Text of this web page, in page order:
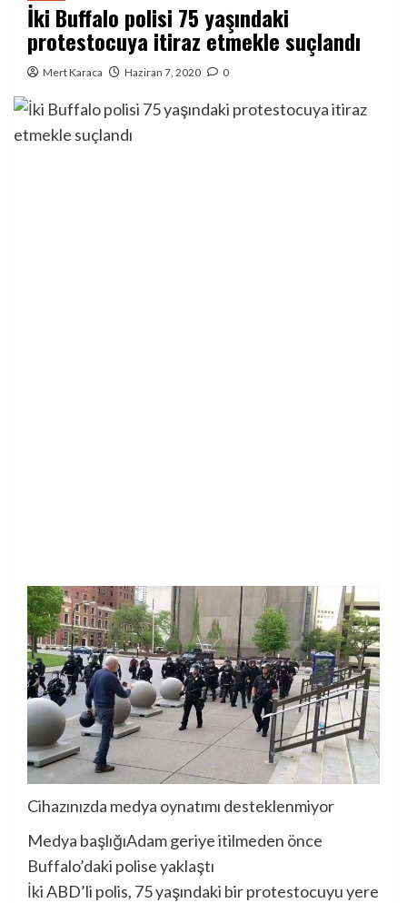
İki Buffalo polisi 75 yaşındaki
protestocuya itiraz etmekle suçlandı
Mert Karaca Haziran 7, 2020 0
Cihazınızda medya oynatımı desteklenmiyor
Medya başlığıAdam geriye itilmeden önce
Buffalo’daki polise yaklaştı
İki ABD’li polis, 75 yaşındaki bir protestocuyu yere